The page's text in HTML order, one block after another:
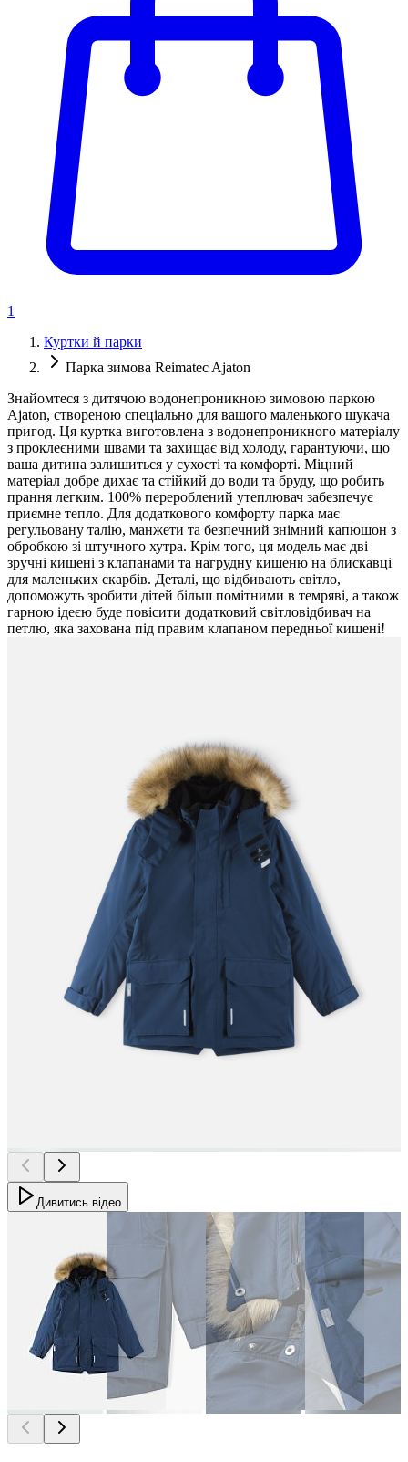
1
Куртки й парки
Парка зимова Reimatec Ajaton
Знайомтеся з дитячою водонепроникною зимовою паркою
Ajaton, створеною спеціально для вашого маленького шукача
пригод. Ця куртка виготовлена ​​з водонепроникного матеріалу
з проклеєними швами та захищає від холоду, гарантуючи, що
ваша дитина залишиться у сухості та комфорті. Міцний
матеріал добре дихає та стійкий до води та бруду, що робить
прання легким. 100% перероблений утеплювач забезпечує
приємне тепло. Для додаткового комфорту парка має
регульовану талію, манжети та безпечний знімний капюшон з
обробкою зі штучного хутра. Крім того, ця модель має дві
зручні кишені з клапанами та нагрудну кишеню на блискавці
для маленьких скарбів. Деталі, що відбивають світло,
допоможуть зробити дітей більш помітними в темряві, а також
гарною ідеєю буде повісити додатковий світловідбивач на
петлю, яка захована під правим клапаном передньої кишені!
Дивитись відео